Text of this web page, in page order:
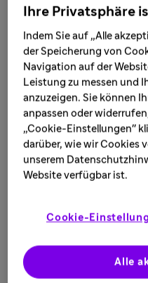
Durch die Erweiterung
entwickeln und
Die DNA besteht aus
Adenin (A) und Thymin
(C). Diese Buchstaben
das alle Informationen
Es beinhaltet
Aminosäuren, aus denen
zusammengesetzt sind –
zur Katalyse biologischer
Die 20 Aminosäuren
Herstellung von
für Interleukin-2 (IL-2) zur
Ihre Privatsphäre
Indem Sie auf „Alle
der Speicherung von
Navigation auf der
Leistung zu messen und
anzuzeigen. Sie können
anpassen oder
„Cookie-Einstellungen"
darüber, wie wir Cookies
unserem
Website verfügbar ist.
Cookie-
Alle